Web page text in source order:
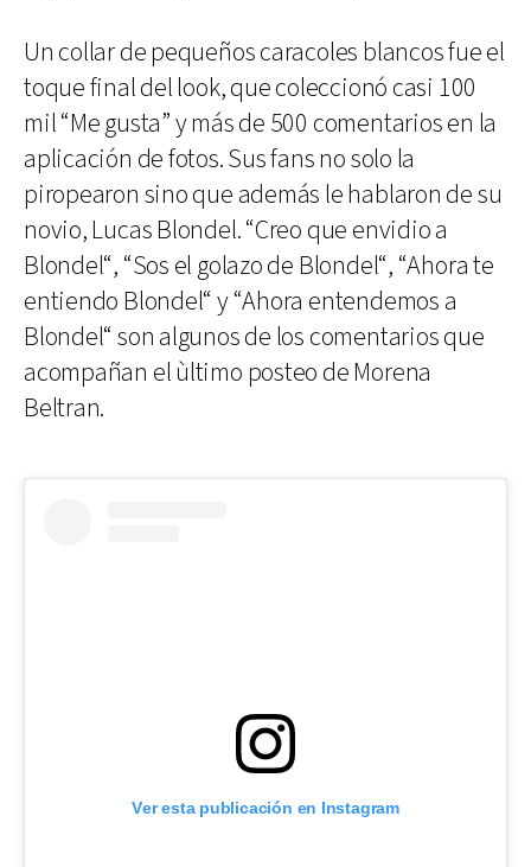
Un collar de pequeños caracoles blancos fue el
toque final del look, que coleccionó casi 100
mil “Me gusta” y más de 500 comentarios en la
aplicación de fotos. Sus fans no solo la
piropearon sino que además le hablaron de su
novio, Lucas Blondel. “Creo que envidio a
Blondel“, “Sos el golazo de Blondel“, “Ahora te
entiendo Blondel“ y “Ahora entendemos a
Blondel“ son algunos de los comentarios que
acompañan el ùltimo posteo de Morena
Beltran.
Ver esta publicación en Instagram